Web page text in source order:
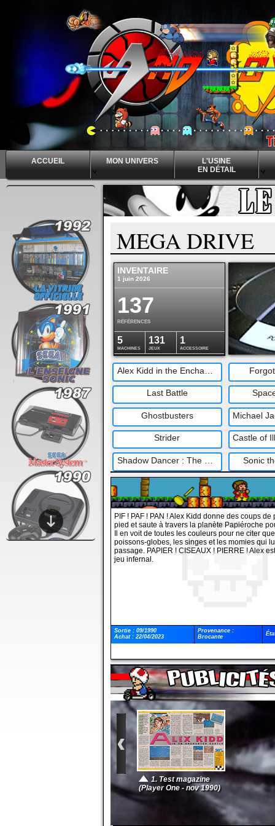
ACCUEIL
MON UNIVERS
^
L'USINE
EN DÉTAIL
^
^
MEGA DRIVE
INVENTAIRE
1 juin 2026
137
RÉFÉRENCES
5
MACHINES
131
JEUX
1
ACCESSOIRE
Last Battle
Ghostbusters
Strider
Sonic
PHANTASY STAR III : GENERATIONS OF DOOM
Bonanza Bros
Alisia Dragoon
Wonder Boy in Monster World The
Another World
Rocket Knight Adventures
Gunstar Heroes
Landstalker
Zool : Ninja of the Nth Dimension
Sonic the Hedgehog 3
Super Street Fighter II
Mega Bomberman
Thunder Force III
Golden Axe III
Sonic the Hedgehog 3
Sega Genesis Nomad
PIF ! PAF ! PAN ! Alex Kidd donne des coups
pied et saute à travers la planète Papiéroche
Il en voit de toutes les couleurs pour ne citer
poissons-globes, les singes et les momies qui
passage. PAPIER ! CISEAUX ! PIERRE ! Alex
jeu infernal.
Sortie : 09/1990
Achat : 22/04/2023
Provenance :
Brocante
1. Test magazine
(Player One - nov 1990)